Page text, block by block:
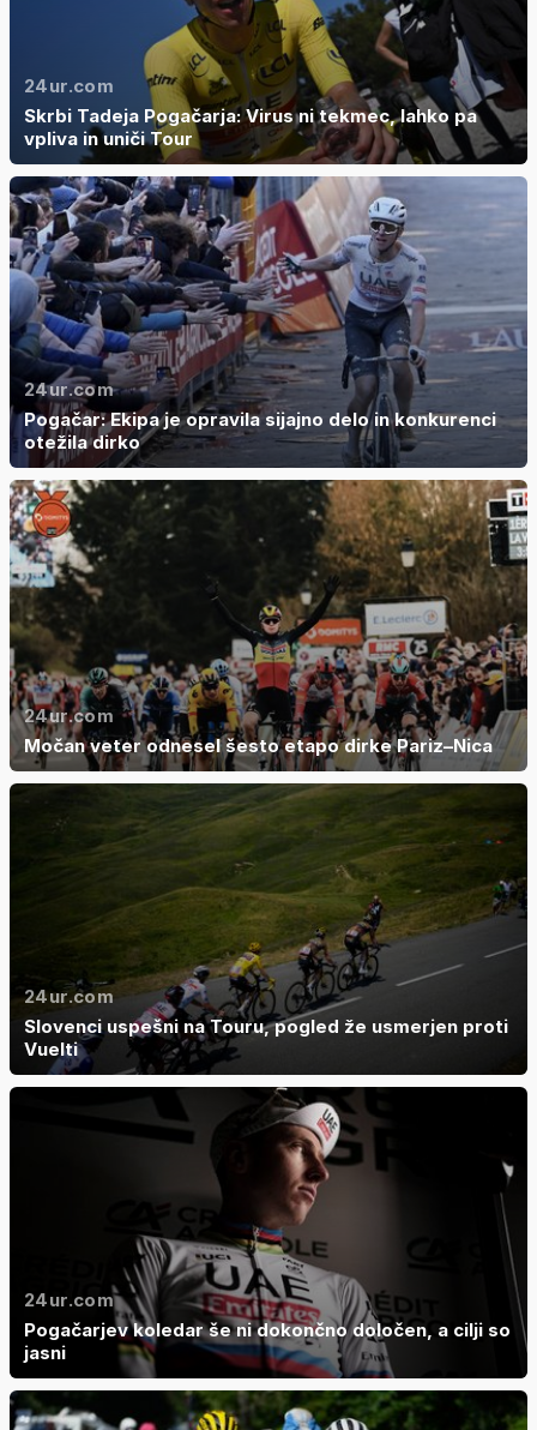
24ur.com
Skrbi Tadeja Pogačarja: Virus ni tekmec, lahko pa
vpliva in uniči Tour
24ur.com
Pogačar: Ekipa je opravila sijajno delo in konkurenci
otežila dirko
24ur.com
Močan veter odnesel šesto etapo dirke Pariz–Nica
24ur.com
Slovenci uspešni na Touru, pogled že usmerjen proti
Vuelti
24ur.com
Pogačarjev koledar še ni dokončno določen, a cilji so
jasni